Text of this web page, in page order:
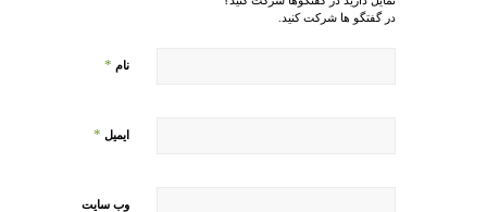
در گفتگو ها شرکت کنید.
نام *
ایمیل *
وب‌ سایت